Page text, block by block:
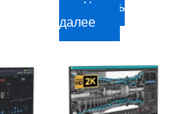
Читать
далее